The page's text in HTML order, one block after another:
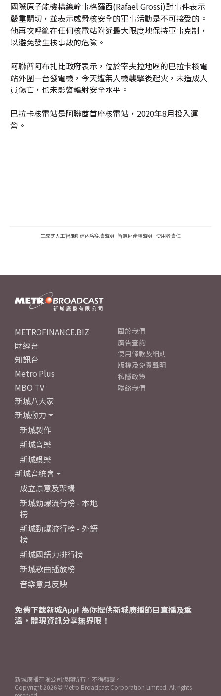
國際原子能機構總幹事格羅西(Rafael Grossi)對事件表示
嚴重關切，並表示威脅核安全的軍事活動是不可接受的。
他再次呼籲在任何核電站附近最大限度地保持軍事克制，
以避免發生核事故的危險。
阿聯酋阿布扎比政府表示，位於宰夫拉地區的巴拉卡核電
站外圍一台發電機，今天遭無人機襲擊後起火，未造成人
員傷亡，也未影響輻射安全水平。
巴拉卡核電站是阿聯酋首座核電站，2020年8月投入運
營。
生成式人工智能創建內容免責聲明 | 智慧財產權聲明 | 使用者責任
METROFINANCE.BIZ
財經台
知訊台
Metro Plus
MBO TV
新城八大家
新城動力
新城製作
新城音樂
新城娛樂
新城音統會
成立原意及架構
新城勁爆流行榜 - 本地
榜
新城勁爆流行榜 - 外語
榜
新城國語力排行榜
新城歌曲播放榜
音樂意見反映
關於我們
廣告查詢
使用條款及細則
版權及免責聲明
私隱政策
聯絡我們
免費下載新城App! 為你提供新城廣播節目直播及重
溫，體現資訊分享無界限！
新城廣播有限公司版權所有，不得轉載。
Copyright 2026© Metro Broadcast Corporation Limited. All rights